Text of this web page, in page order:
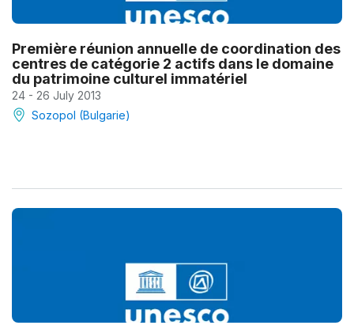
Première réunion annuelle de coordination des
centres de catégorie 2 actifs dans le domaine
du patrimoine culturel immatériel
24 - 26 July 2013
Sozopol (Bulgarie)